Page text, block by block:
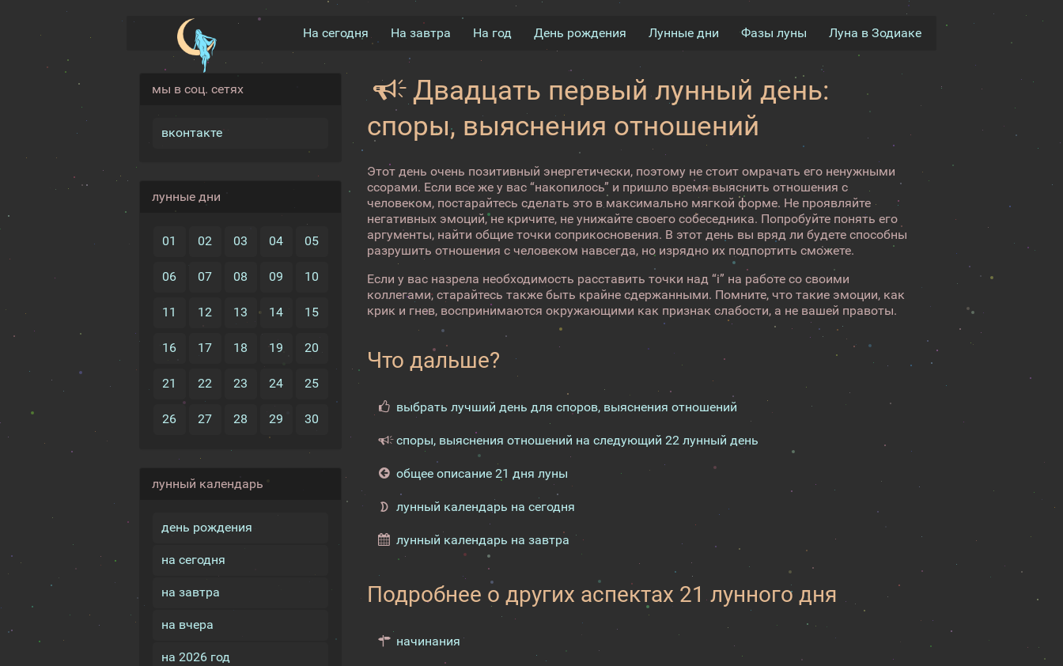
На сегодня На завтра На год День рождения Лунные дни Фазы луны Луна в Зодиаке
мы в соц. сетях
вконтакте
лунные дни
01 02 03 04 05
06 07 08 09 10
11 12 13 14 15
16 17 18 19 20
21 22 23 24 25
26 27 28 29 30
лунный календарь
день рождения
на сегодня
на завтра
на вчера
на 2026 год
Двадцать первый лунный день:
споры, выяснения отношений
Этот день очень позитивный энергетически, поэтому не стоит омрачать его ненужными
ссорами. Если все же у вас “накопилось” и пришло время выяснить отношения с
человеком, постарайтесь сделать это в максимально мягкой форме. Не проявляйте
негативных эмоций, не кричите, не унижайте своего собеседника. Попробуйте понять его
аргументы, найти общие точки соприкосновения. В этот день вы вряд ли будете способны
разрушить отношения с человеком навсегда, но изрядно их подпортить сможете.
Если у вас назрела необходимость расставить точки над “і” на работе со своими
коллегами, старайтесь также быть крайне сдержанными. Помните, что такие эмоции, как
крик и гнев, воспринимаются окружающими как признак слабости, а не вашей правоты.
Что дальше?
выбрать лучший день для споров, выяснения отношений
споры, выяснения отношений на следующий 22 лунный день
общее описание 21 дня луны
лунный календарь на сегодня
лунный календарь на завтра
Подробнее о других аспектах 21 лунного дня
начинания